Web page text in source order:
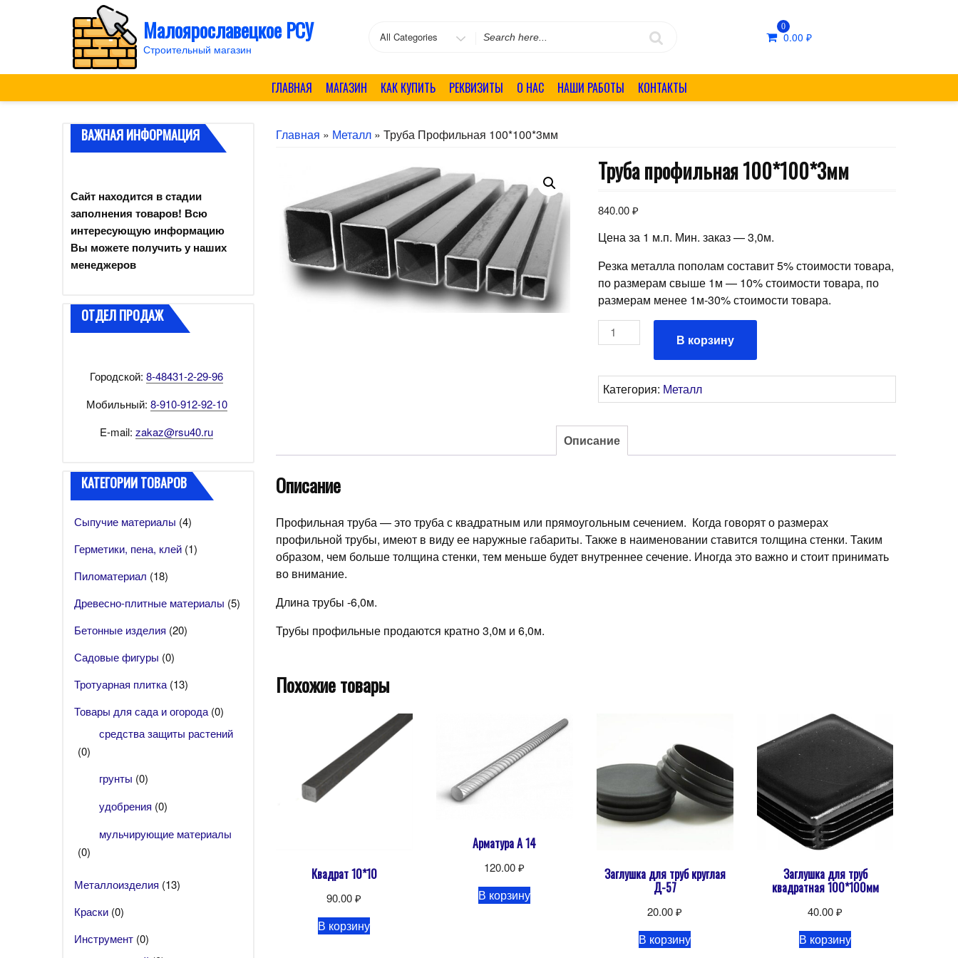
Малоярославецкое РСУ
Строительный магазин
Search
0
0.00₽
ГЛАВНАЯ МАГАЗИН КАК КУПИТЬ РЕКВИЗИТЫ О НАС НАШИ РАБОТЫ КОНТАКТЫ
ВАЖНАЯ ИНФОРМАЦИЯ
Сайт находится в стадии
заполнения товаров! Всю
интересующую информацию
Вы можете получить у наших
менеджеров
ОТДЕЛ ПРОДАЖ
Городской: 8-48431-2-29-96
Мобильный: 8-910-912-92-10
E-mail: zakaz@rsu40.ru
КАТЕГОРИИ ТОВАРОВ
Сыпучие материалы (4)
Герметики, пена, клей (1)
Пиломатериал (18)
Древесно-плитные материалы (5)
Бетонные изделия (20)
Садовые фигуры (0)
Тротуарная плитка (13)
Товары для сада и огорода (0)
средства защиты растений
(0)
грунты (0)
удобрения (0)
мульчирующие материалы
(0)
Металлоизделия (13)
Краски (0)
Инструмент (0)
Главная » Металл » Труба Профильная 100*100*3мм
Труба профильная 100*100*3мм
840.00₽
Цена за 1 м.п. Мин. заказ — 3,0м.
Резка металла пополам составит 5% стоимости товара,
по размерам свыше 1м — 10% стоимости товара, по
размерам менее 1м-30% стоимости товара.
Количество
товара
профильная
100*100*3мм
В корзину
Категория: Металл
Описание
Описание
Профильная труба — это труба с квадратным или прямоугольным сечением. Когда говорят о размерах
профильной трубы, имеют в виду ее наружные габариты. Также в наименовании ставится толщина стенки. Таким
образом, чем больше толщина стенки, тем меньше будет внутреннее сечение. Иногда это важно и стоит принимать
во внимание.
Длина трубы -6,0м.
Трубы профильные продаются кратно 3,0м и 6,0м.
Похожие товары
Квадрат 10*10
90.00₽
В корзину
Арматура А 14
120.00₽
В корзину
Заглушка для труб круглая
Д-57
20.00₽
В корзину
Заглушка для труб
квадратная 100*100мм
40.00₽
В корзину